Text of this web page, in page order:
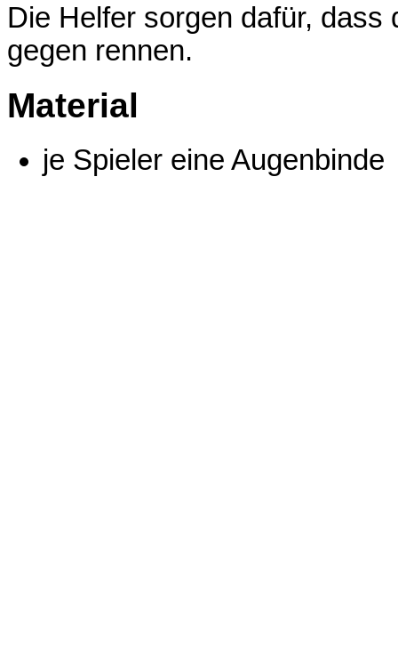
Die Helfer sorgen dafür,
gegen rennen.
Material
je Spieler eine Augenbinde